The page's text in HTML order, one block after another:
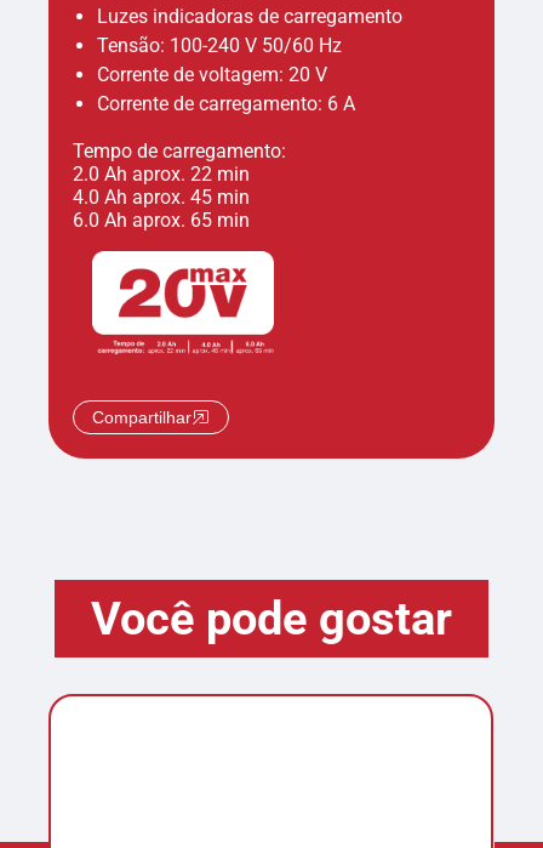
Luzes indicadoras de carregamento
Tensão: 100-240 V 50/60 Hz
Corrente de voltagem: 20 V
Corrente de carregamento: 6 A
Tempo de carregamento:
2.0 Ah aprox. 22 min
4.0 Ah aprox. 45 min
6.0 Ah aprox. 65 min
Compartilhar
Você pode gostar